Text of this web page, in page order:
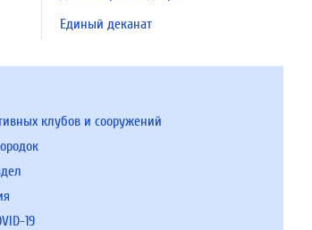
Единый деканат
клубов и сооружений
19